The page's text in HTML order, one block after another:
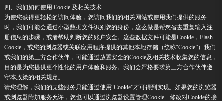
四、我们如何使用 Cookie 及相关技术
为使您获得更轻松的访问体验，您访问我们的相关网站或使用我们提供的服务
时，我们可能会通过小型数据文件识别您的身份，这么做是帮您省去重复输入注
册信息的步骤，或者帮助判断您的账户安全。这些数据文件可能是Cookie，Flash
Cookie，或您的浏览器或关联应用程序提供的其他本地存储（统称“Cookie”）我们
或我们的第三方合作伙伴，可能通过放置安全的Cookie及相关技术收集您的信息，
目的是为您提供更个性化的用户体验和服务。我们会严格要求第三方合作伙伴遵
守本政策的相关规定。
请您理解，我们的某些服务只能通过使用“Cookie”才可得到实现。如果您的浏览器
或浏览器附加服务允许，您也可以通过浏览器设置管理Cookie，修改对Cookie的接